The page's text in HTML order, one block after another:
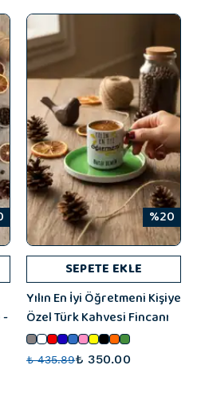
-
%20
SEPETE EKLE
Yılın En İyi Öğretmeni Kişiye
Özel Türk Kahvesi Fincanı
₺ 435.89₺ 350.00